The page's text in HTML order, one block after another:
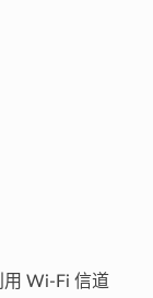
用 Wi-Fi 信道